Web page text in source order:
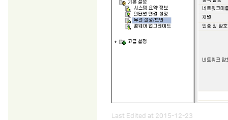
Last Edited at 2015-12-23